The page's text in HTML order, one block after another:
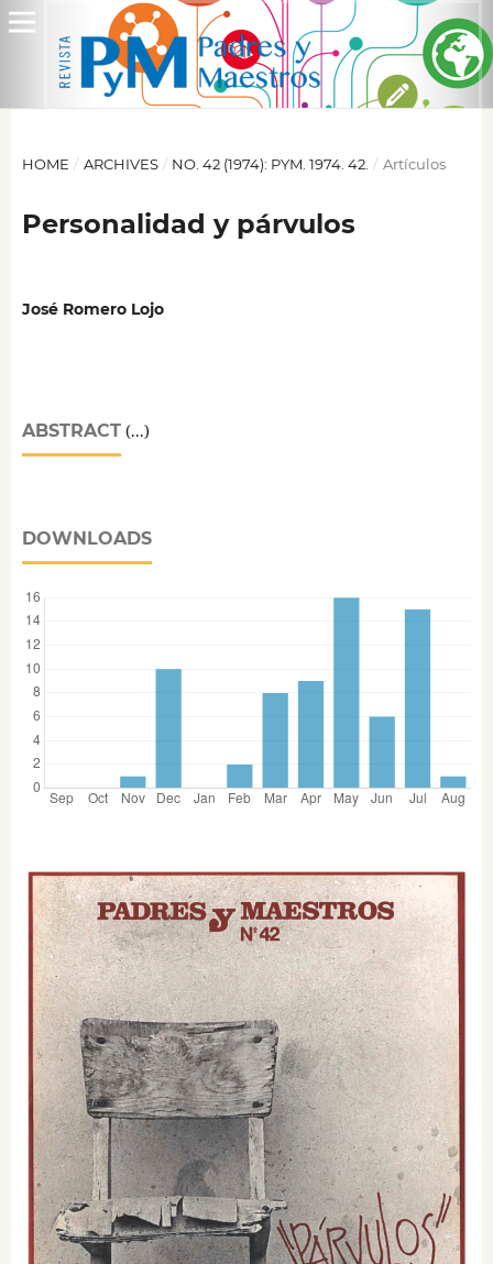
HOME / ARCHIVES / NO. 42 (1974): PYM. 1974. 42. / Artículos
Personalidad y párvulos
José Romero Lojo
ABSTRACT(...)
DOWNLOADS